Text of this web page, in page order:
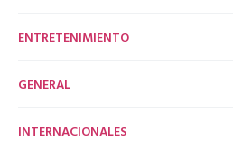
ENTRETENIMIENTO
GENERAL
INTERNACIONALES